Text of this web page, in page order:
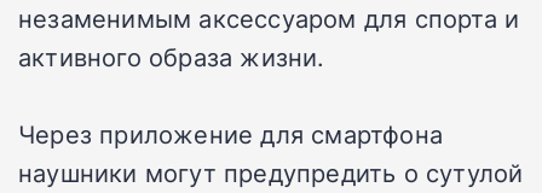
незаменимым аксессуаром для спорта и
активного образа жизни.
Через приложение для смартфона
наушники могут предупредить о сутулой